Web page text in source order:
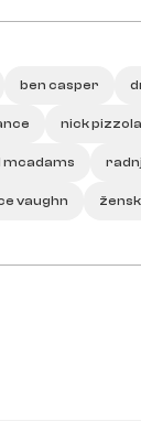
ben casper
nick
mcadams
vaughn